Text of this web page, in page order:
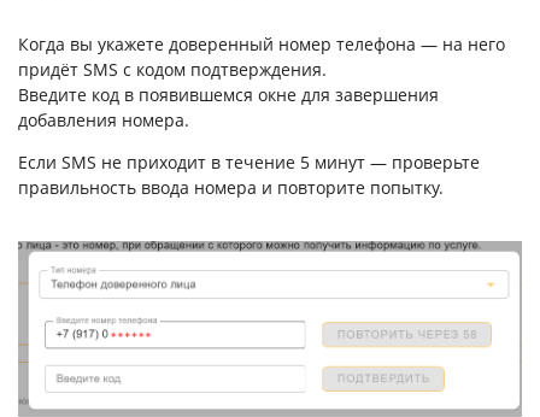
Когда вы укажете доверенный номер телефона — на него
придёт SMS с кодом подтверждения.
Введите код в появившемся окне для завершения
добавления номера.
Если SMS не приходит в течение 5 минут — проверьте
правильность ввода номера и повторите попытку.